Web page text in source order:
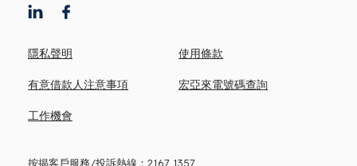
按揭客戶服務/投訴熱線： 2167 1357
隱私聲明 使用條款
有意借款人注意事項 宏亞來電號碼查詢
工作機會